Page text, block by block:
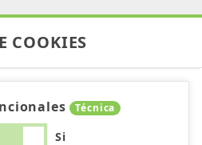
COOKIES
Técnica
Si